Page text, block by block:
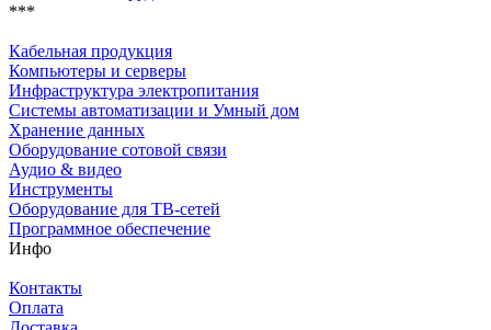
***
Кабельная продукция
Компьютеры и серверы
Инфраструктура электропитания
Системы автоматизации и Умный дом
Хранение данных
Оборудование сотовой связи
Аудио & видео
Инструменты
Оборудование для ТВ-сетей
Программное обеспечение
Инфо
Контакты
Оплата